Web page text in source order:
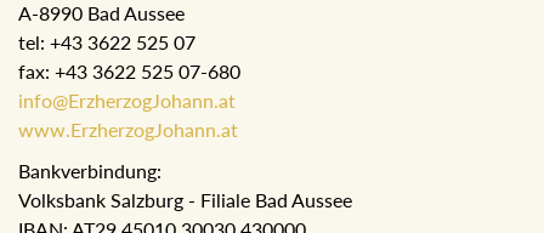
A-8990 Bad Aussee
tel: +43 3622 525 07
fax: +43 3622 525 07-680
info@ErzherzogJohann.at
www.ErzherzogJohann.at
Bankverbindung:
Volksbank Salzburg - Filiale Bad Aussee